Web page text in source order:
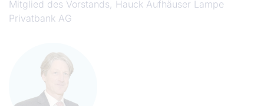
Mitglied des Vorstands, Hauck Aufhäuser Lampe
Privatbank AG